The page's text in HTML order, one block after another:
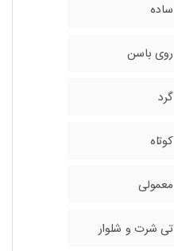
ساده
روی باسن
گرد
کوتاه
معمولی
تی شرت و شلوار